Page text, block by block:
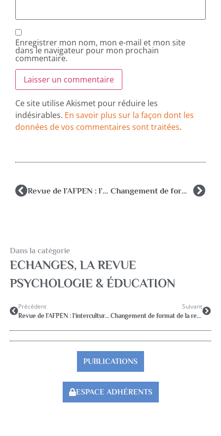
Enregistrer mon nom, mon e-mail et mon site
dans le navigateur pour mon prochain
commentaire.
Ce site utilise Akismet pour réduire les
indésirables. En savoir plus sur la façon dont les
données de vos commentaires sont traitées.
Revue de l’AFPEN : l’interculturalité, de la théorie à la pratique décembre 2023 Changement de format de la revue Psychologie & Éducation
Dans la catégorie
ECHANGES, LA REVUE
PSYCHOLOGIE & ÉDUCATION
Précédent
Revue de l’AFPEN : l’interculturalité, de la théorie à la pratique décembre 2023
Suivant
Changement de format de la revue Psychologie & Éducation
PUBLICATIONS
ESPACE ADHÉRENTS